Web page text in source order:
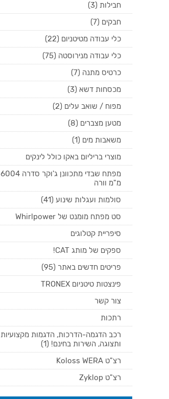
חבילות (3)
חבקים (7)
כלי עבודה מטיטניום (22)
כלי עבודה מנירוסטה (75)
כרטיס מתנה (7)
מכסחות דשא (3)
מפוח / שואב עלים (2)
מטען מצברים (8)
משאבות מים (1)
מוצרי בריליום באקו כולל לינקים
מפתח שבדי מתכוונן ג'וקר סדרה 6004
מ"מ וורה
סולמות ועגלות שינוע (41)
סט מפתח מומנט של Whirlpower
סיפריית קטלוגים
ספקים של מותג CAT!
פריטים חדשים באתר (95)
פינצטות טיטניום TRONEX
צור קשר
רתכות
רכב הדגמה-הדרכות, הדגמות מקצועיות
ותצוגה, השירות בחינם! (1)
רצ"ט Koloss WERA
רצ"ט Zyklop